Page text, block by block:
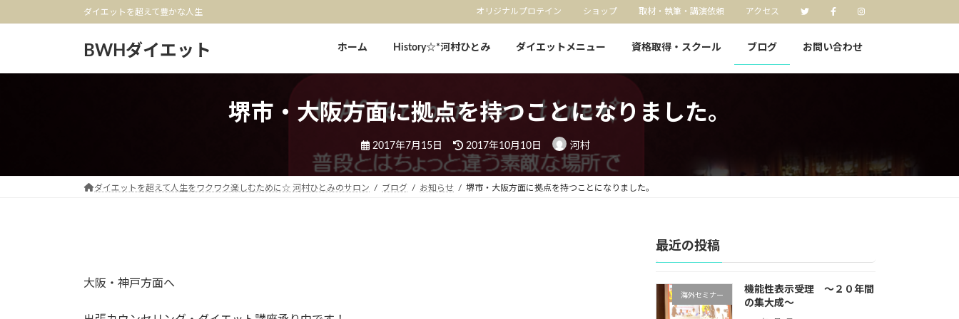
ン
ビ
ダイエットを超えて豊かな人生 オリジナルプロテイン ショップ 取材・執筆・講演依頼 アクセス
BWHダイエット ホーム History☆*河村ひとみ ダイエットメニュー 資格取得・スクール ブログ お問い合わせ
堺市・大阪方面に拠点を持つことになりました。
2017年7月15日
最
終
更
新
日
時
2017年10月10日 河村
ダイエットを超えて人生をワクワク楽しむために☆ 河村ひとみのサロン ブログ お知らせ 堺市・大阪方面に拠点を持つことになりました。
大阪・神戸方面へ
最近の投稿
海外セミナー
機能性表示受理 〜２０年間
の集大成〜